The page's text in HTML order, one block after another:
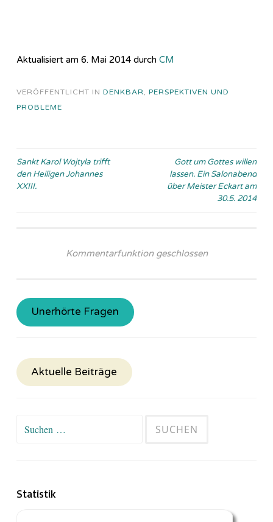
Aktualisiert am 6. Mai 2014 durch CM
VERÖFFENTLICHT IN DENKBAR, PERSPEKTIVEN UND
PROBLEME
Beitragsnavigation
Sankt Karol Wojtyla trifft
den Heiligen Johannes
XXIII.
Gott um Gottes willen
lassen. Ein Salonabend
über Meister Eckart am
30.5. 2014
Kommentarfunktion geschlossen
Unerhörte Fragen
Aktuelle Beiträge
Suchen
Statistik